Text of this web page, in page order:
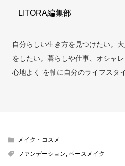
LITORA編集部
自分らしい生き方を見つけたい。
をしたい。暮らしや仕事、オシャ
心地よく”を軸に自分のライフスタ
メイク・コスメ
ファンデーション, ベースメイク